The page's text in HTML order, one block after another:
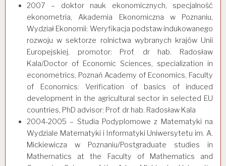
2007 – doktor nauk ekonomicznych, specjalność
ekonometria, Akademia Ekonomiczna w Poznaniu,
Wydział Ekonomii: Weryfikacja podstaw indukowanego
rozwoju w sektorze rolnictwa wybranych krajów Unii
Europejskiej, promotor: Prof. dr hab. Radosław
Kala/Doctor of Economic Sciences, specialization in
econometrics, Poznań Academy of Economics, Faculty
of Economics: Verification of basics of induced
development in the agricultural sector in selected EU
countries, PhD advisor: Prof. dr hab. Radosław Kala
2004-2005 – Studia Podyplomowe z Matematyki na
Wydziale Matematyki i Informatyki Uniwersytetu im. A.
Mickiewicza w Poznaniu/Postgraduate studies in
Mathematics at the Faculty of Mathematics and